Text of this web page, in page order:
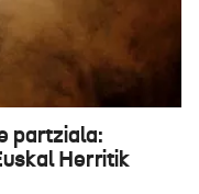
partziala:
Herritik